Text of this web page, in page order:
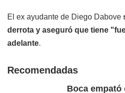
El ex ayudante de Diego Dabove
derrota y aseguró que tiene
adelante.
Recomendadas
Boca empató